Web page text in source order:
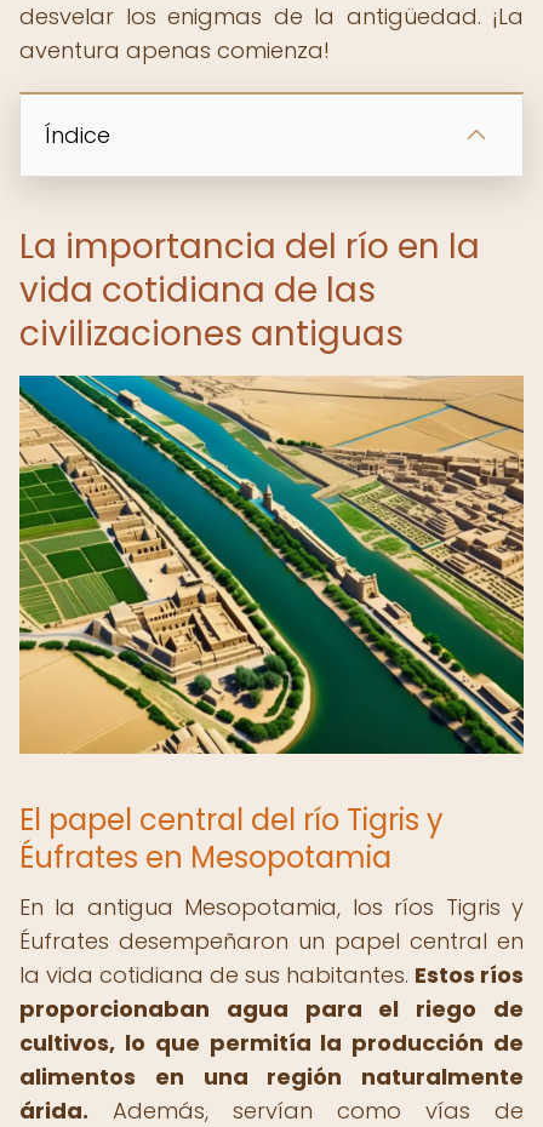
desvelar los enigmas de la antigüedad. ¡La
aventura apenas comienza!
Índice
La importancia del río en la
vida cotidiana de las
civilizaciones antiguas
El papel central del río Tigris y
Éufrates en Mesopotamia
En la antigua Mesopotamia, los ríos Tigris y
Éufrates desempeñaron un papel central en
la vida cotidiana de sus habitantes. Estos ríos
proporcionaban agua para el riego de
cultivos, lo que permitía la producción de
alimentos en una región naturalmente
árida. Además, servían como vías de